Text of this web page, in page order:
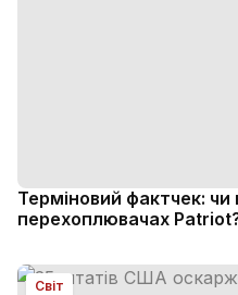
Терміновий фактчек:
перехоплювачах
Світ